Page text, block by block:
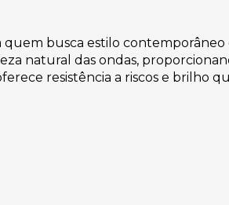
quem busca estilo contemporâneo
natural das ondas,
resistência a riscos e brilho